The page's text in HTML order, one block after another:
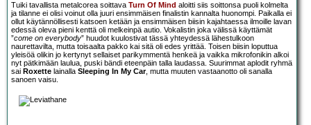
Tuiki tavallista metalcorea soittava Turn Of Mind aloitti siis soittonsa puoli kolmelta
ja tilanne ei olisi voinut olla juuri ensimmäisen finalistin kannalta huonompi. Paikalla ei
ollut käytännöllisesti katsoen ketään ja ensimmäisen biisin kajahtaessa ilmoille lavan
edessä oleva pieni kenttä oli melkeinpä autio. Vokalistin joka välissä käyttämät
”come on everybody” huudot kuulostivat tässä yhteydessä lähestulkoon
naurettavilta, mutta toisaalta pakko kai sitä oli edes yrittää. Toisen biisin loputtua
yleisöä olikin jo kertynyt sellaiset parikymmentä henkeä ja vaikka mikrofonikin alkoi
nyt pätkimään laulua, puski bändi eteenpäin talla laudassa. Suurimmat aplodit ryhmä
sai Roxette lainalla Sleeping In My Car, mutta muuten vastaanotto oli sanalla
sanoen vaisu.